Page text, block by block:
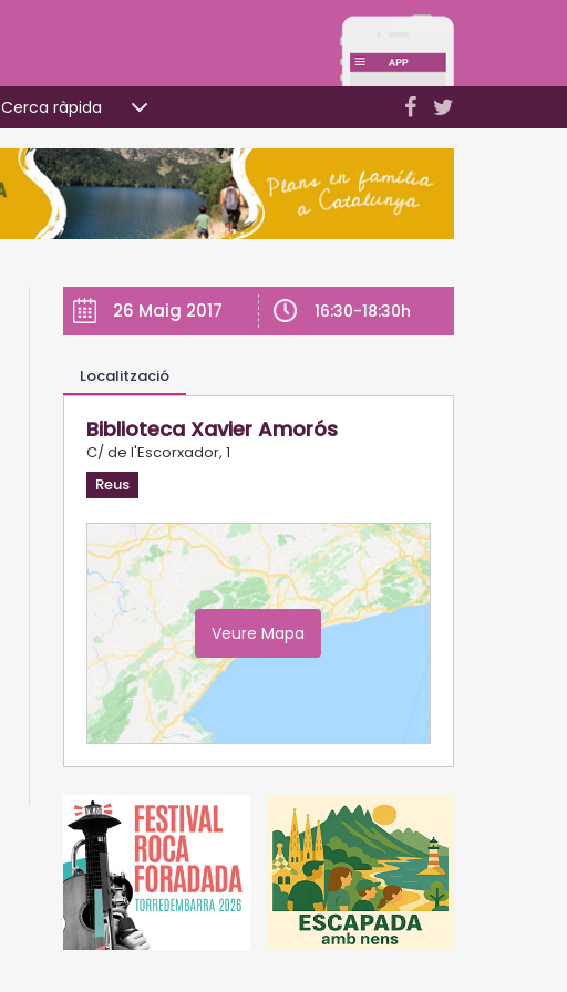
Cerca ràpida
26 Maig 2017 16:30-18:30h
Localització
Biblioteca Xavier Amorós
C/ de l'Escorxador, 1
Reus
Veure Mapa